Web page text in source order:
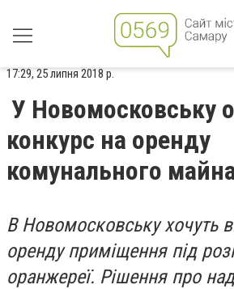
17:29, 25 липня 2018 р.
У Новомосковську
конкурс на оренду
комунального
В Новомосковську хочуть
оренду приміщення під
оранжереї. Рішення про